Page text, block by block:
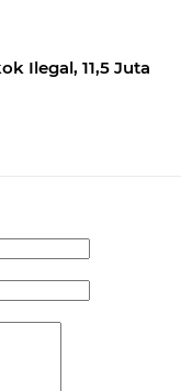
Ilegal, 11,5 Juta